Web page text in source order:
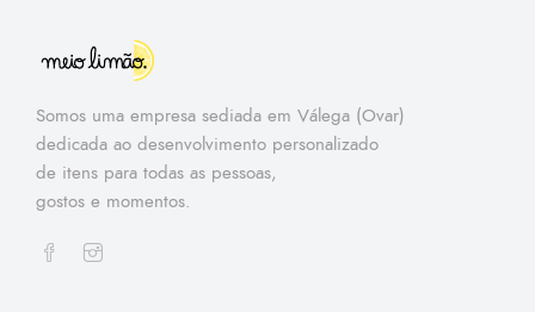
Somos uma empresa sediada em Válega (Ovar)
dedicada ao desenvolvimento personalizado
de itens para todas as pessoas,
gostos e momentos.